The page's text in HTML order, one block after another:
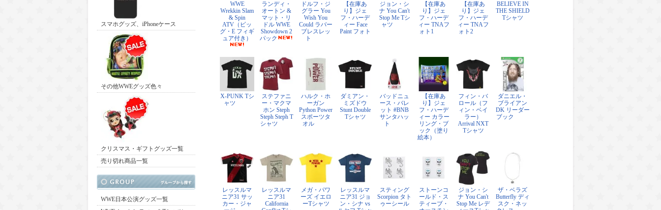
スマホグッズ、iPhoneケース
その他WWEグッズ色々
クリスマス・ギフトグッズ一覧
売り切れ商品一覧
WWE日本公演グッズ一覧
WWE
Wrekkin Slam
& Spin
ATV（ビッ
グ・E フィギ
ュア付き）
ランディ・
オートン &
マット・リ
ドル WWE
Showdown 2
パック
ドルフ・ジ
グラー You
Wish You
Could ラバー
ブレスレッ
ト
【在庫あ
り】ジェ
フ・ハーデ
ィー Face
Paint フォト
ジョン・シ
ナ You Can't
Stop Me Tシ
ャツ
【在庫あ
り】ジェ
フ・ハーデ
ィー TNAフ
ォト1
【在庫あ
り】ジェ
フ・ハーデ
ィー TNAフ
ォト2
BELIEVE IN
THE SHIELD
Tシャツ
X-PUNK Tシ
ャツ
ステファニ
ー・マクマ
ホン Steph
Steph Steph T
シャツ
ハルク・ホ
ーガン
Python Power
スポーツタ
オル
ダミアン・
ミズドウ
Stunt Double
Tシャツ
バッドニュ
ース・バレ
ット #BNB
サンタハッ
ト
【在庫あ
り】ジェ
フ・ハーデ
ィー カラー
リング・ブ
ック（塗り
絵本）
フィン・バ
ロール（フ
ィン・ベイ
ラー）
Arrival NXT
Tシャツ
ダニエル・
ブライアン
DK リーダー
ブック
レッスルマ
ニア31 サッ
カー・ジャ
レッスルマ
ニア31
California
メガ・パワ
ーズ イエロ
ーTシャツ
レッスルマ
ニア31 ジョ
ン・シナ vs
スティング
Scorpion タト
ゥーシール
ストーンコ
ールド・ス
ティーブ・
ジョン・シ
ナ You Can't
Stop Me レデ
ザ・ベラズ
Butterfly ディ
スク・ネッ